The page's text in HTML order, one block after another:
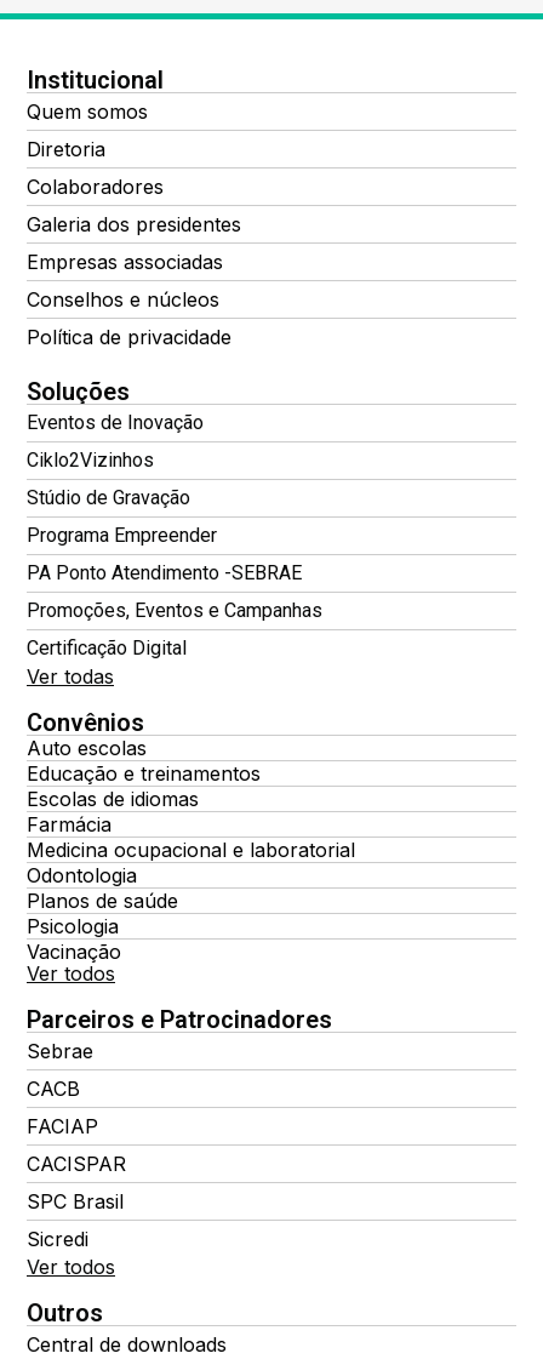
Institucional
Quem somos
Diretoria
Colaboradores
Galeria dos presidentes
Empresas associadas
Conselhos e núcleos
Política de privacidade
Soluções
Eventos de Inovação
Ciklo2Vizinhos
Stúdio de Gravação
Programa Empreender
PA Ponto Atendimento -SEBRAE
Promoções, Eventos e Campanhas
Certificação Digital
Ver todas
Convênios
Auto escolas
Educação e treinamentos
Escolas de idiomas
Farmácia
Medicina ocupacional e laboratorial
Odontologia
Planos de saúde
Psicologia
Vacinação
Ver todos
Parceiros e Patrocinadores
Sebrae
CACB
FACIAP
CACISPAR
SPC Brasil
Sicredi
Ver todos
Outros
Central de downloads